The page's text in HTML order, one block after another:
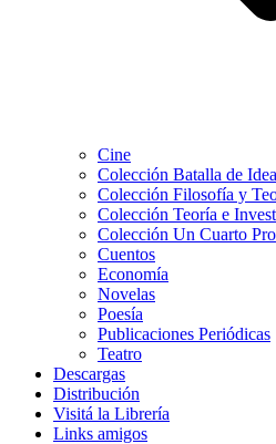
Cine
Colección Batalla de
Colección Filosofía y
Colección Teoría e
Colección Un Cuarto
Cuentos
Economía
Novelas
Poesía
Publicaciones Periódicas
Teatro
Descargas
Distribución
Visitá la Librería
Links amigos